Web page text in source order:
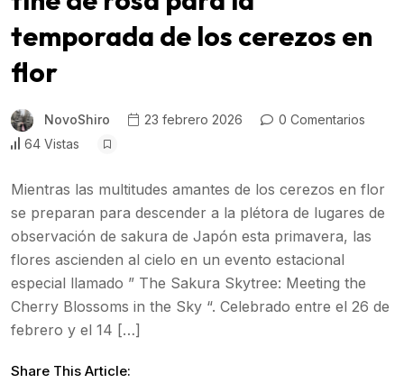
temporada de los cerezos en
flor
NovoShiro 23 febrero 2026
0 Comentarios
64 Vistas
Mientras las multitudes amantes de los cerezos en flor
se preparan para descender a la plétora de lugares de
observación de sakura de Japón esta primavera, las
flores ascienden al cielo en un evento estacional
especial llamado ” The Sakura Skytree: Meeting the
Cherry Blossoms in the Sky “. Celebrado entre el 26 de
febrero y el 14 […]
Share This Article: